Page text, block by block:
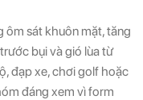
ôm sát khuôn mặt, tăng
bụi và gió lùa từ
đạp xe, chơi golf hoặc
đáng xem vì form